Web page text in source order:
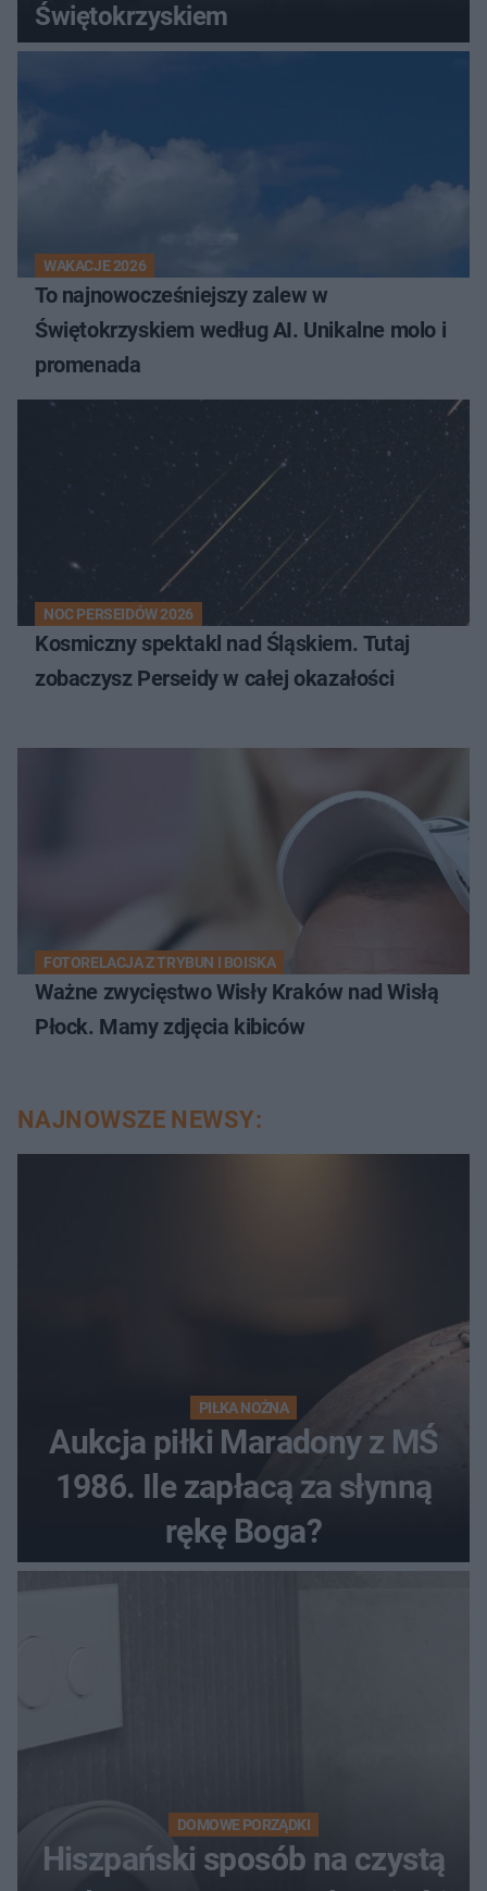
Świętokrzyskiem
WAKACJE 2026
To najnowocześniejszy zalew w
Świętokrzyskiem według AI. Unikalne molo i
promenada
NOC PERSEIDÓW 2026
Kosmiczny spektakl nad Śląskiem. Tutaj
zobaczysz Perseidy w całej okazałości
FOTORELACJA Z TRYBUN I BOISKA
Ważne zwycięstwo Wisły Kraków nad Wisłą
Płock. Mamy zdjęcia kibiców
NAJNOWSZE NEWSY:
PIŁKA NOŻNA
Aukcja piłki Maradony z MŚ
1986. Ile zapłacą za słynną
rękę Boga?
DOMOWE PORZĄDKI
Hiszpański sposób na czystą